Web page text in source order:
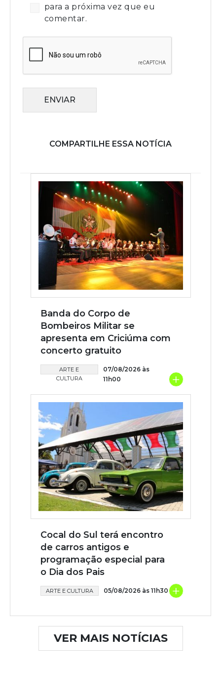
para a próxima vez que eu
comentar.
ENVIAR
COMPARTILHE ESSA NOTÍCIA
Banda do Corpo de
Bombeiros Militar se
apresenta em Criciúma com
concerto gratuito
ARTE E
CULTURA
07/08/2026 às
11h00
+
Cocal do Sul terá encontro
de carros antigos e
programação especial para
o Dia dos Pais
ARTE E CULTURA 05/08/2026 às 11h30 +
VER MAIS NOTÍCIAS